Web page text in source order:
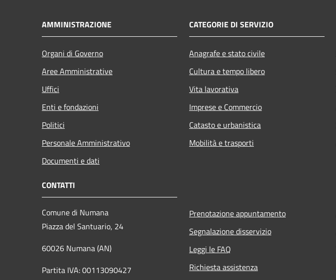
AMMINISTRAZIONE
Organi di Governo
Aree Amministrative
Uffici
Enti e fondazioni
Politici
Personale Amministrativo
Documenti e dati
CATEGORIE DI SERVIZIO
Anagrafe e stato civile
Cultura e tempo libero
Vita lavorativa
Imprese e Commercio
Catasto e urbanistica
Mobilità e trasporti
CONTATTI
Comune di Numana
Piazza del Santuario, 24
60026 Numana (AN)
Partita IVA: 00113090427
Prenotazione appuntamento
Segnalazione disservizio
Leggi le FAQ
Richiesta assistenza